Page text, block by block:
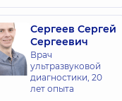
Сергеев Сергей
Сергеевич
Врач
ультразвуковой
диагностики, 20
лет опыта